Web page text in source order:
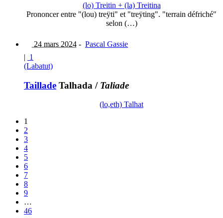
(lo) Treitin + (la) Treitina
Prononcer entre "(lou) treÿti" et "treÿting". "terrain défriché"
selon (…)
24 mars 2024 - Pascal Gassie
| 1
(Labatut)
Taillade Talhada / Taliade
(lo,eth) Talhat
1
2
3
4
5
6
7
8
9
…
46